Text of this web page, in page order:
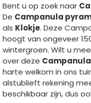
Bent u op zoek naar
De Campanula
als Klokje. Deze
hoogt van ongeveer
wintergroen. Wilt u
over deze
harte welkom in ons
alstublieft rekening
beschikbaar zijn, dus